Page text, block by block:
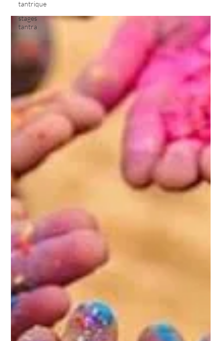
tantrique
stages
tantra